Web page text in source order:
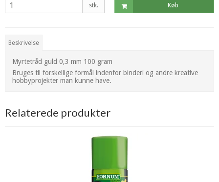
stk. Køb
Beskrivelse
Myrtetråd guld 0,3 mm 100 gram
Bruges til forskellige formål indenfor binderi og andre kreative
hobbyprojekter man kunne have.
Relaterede produkter